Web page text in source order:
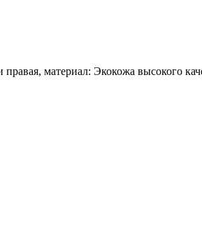
материал: Экокожа высокого